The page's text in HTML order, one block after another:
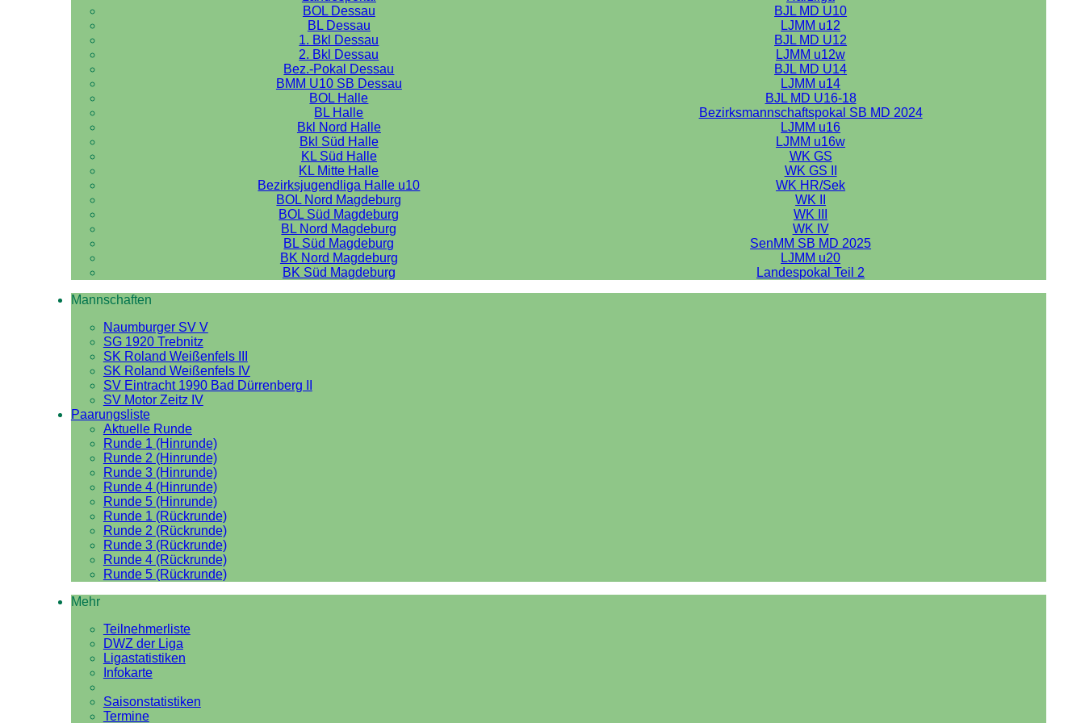
BOL Dessau
BJL MD U10
BL Dessau
LJMM u12
1. Bkl Dessau
BJL MD U12
2. Bkl Dessau
LJMM u12w
Bez.-Pokal Dessau
BJL MD U14
BMM U10 SB Dessau
LJMM u14
BOL Halle
BJL MD U16-18
BL Halle
Bezirksmannschaftspokal SB MD 2024
Bkl Nord Halle
LJMM u16
Bkl Süd Halle
LJMM u16w
KL Süd Halle
WK GS
KL Mitte Halle
WK GS II
Bezirksjugendliga Halle u10
WK HR/Sek
BOL Nord Magdeburg
WK II
BOL Süd Magdeburg
WK III
BL Nord Magdeburg
WK IV
BL Süd Magdeburg
SenMM SB MD 2025
BK Nord Magdeburg
LJMM u20
BK Süd Magdeburg
Landespokal Teil 2
Mannschaften
Naumburger SV V
SG 1920 Trebnitz
SK Roland Weißenfels III
SK Roland Weißenfels IV
SV Eintracht 1990 Bad Dürrenberg II
SV Motor Zeitz IV
Paarungsliste
Aktuelle Runde
Runde 1 (Hinrunde)
Runde 2 (Hinrunde)
Runde 3 (Hinrunde)
Runde 4 (Hinrunde)
Runde 5 (Hinrunde)
Runde 1 (Rückrunde)
Runde 2 (Rückrunde)
Runde 3 (Rückrunde)
Runde 4 (Rückrunde)
Runde 5 (Rückrunde)
Mehr
Teilnehmerliste
DWZ der Liga
Ligastatistiken
Infokarte
Saisonstatistiken
Termine